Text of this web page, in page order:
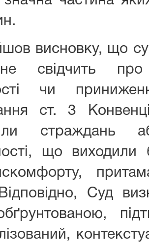
висновку, що
свідчить про
чи
ст. 3
страждань
що
Суд